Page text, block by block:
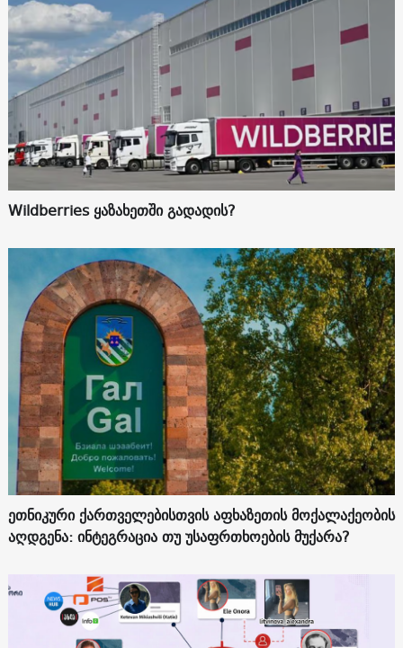
Wildberries ყაზახეთში გადადის?
ეთნიკური ქართველებისთვის აფხაზეთის მოქალაქეობის
აღდგენა: ინტეგრაცია თუ უსაფრთხოების მუქარა?